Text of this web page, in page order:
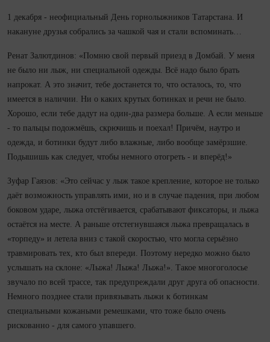
1 декабря - неофициальный День горнолыжников Татарстана. И
накануне друзья собрались за чашкой чая и стали вспоминать…
Ренат Залютдинов: «Помню свой первый приезд в Домбай. У меня
не было ни лыж, ни специальной одежды. Всё надо было брать
напрокат. А это значит, тебе достанется то, что осталось, то, что
имеется в наличии. Ни о каких крутых ботинках и речи не было.
Хорошо, если тебе дадут на один-два размера больше. А если меньше
- то пальцы подожмёшь, скрючишь и поехал! Причём, наутро и
одежда, и ботинки будут либо влажные, либо вообще замёрзшие.
Подышишь как следует, чтобы немного отогреть - и вперёд!»
Зуфар Гаязов: «Это сейчас у лыж такое крепление, которое не только
даёт возможность управлять ими, но и в случае падения, при любом
боковом ударе, лыжа отстёгивается, срабатывают фиксаторы, и лыжа
остаётся на месте. А раньше отстегнувшаяся лыжа превращалась в
«торпеду» и летела вниз с такой скоростью, что могла серьёзно
травмировать тех, кто был впереди. Поэтому нередко можно было
услышать на склоне: «Лыжа! Лыжа! Лыжа!». Такое многоголосье
звучало по всей трассе, так предупреждали друг друга об опасности.
Немного позднее стали привязывать лыжи к ботинкам
специальными кожаными ремешками, что тоже было очень
рискованно - для самого упавшего.